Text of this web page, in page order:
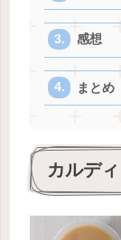
感想
まとめ
カルデ